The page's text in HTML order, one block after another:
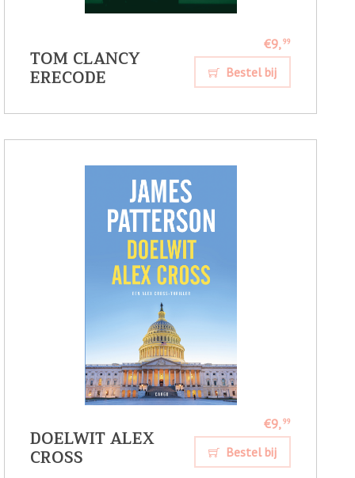
TOM CLANCY
ERECODE
€9,99
Bestel bij
DOELWIT ALEX
CROSS
€9,99
Bestel bij